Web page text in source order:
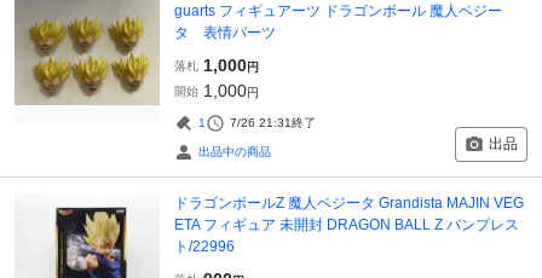
guarts フィギュアーツ ドラゴンボール 魔人ベジー
タ 表情パーツ
落札 1,000円
開始 1,000円
1 7/26 21:31終了
出品中の商品 出品
ドラゴンボールZ 魔人ベジータ Grandista MAJIN VEG
ETA フィギュア 未開封 DRAGON BALL Z バンプレス
ト/22996